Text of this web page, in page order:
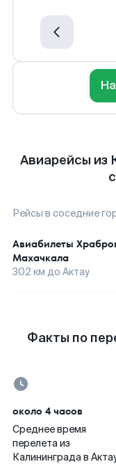
Авиарейсы из
Рейсы в соседние
Авиабилеты
Махачкала
302 км до Актау
Факты по
около 4 часов
Среднее время
перелета из
Калининграда в